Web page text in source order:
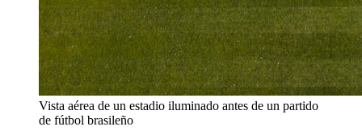
Vista aérea de un estadio iluminado antes de un partido
de fútbol brasileño